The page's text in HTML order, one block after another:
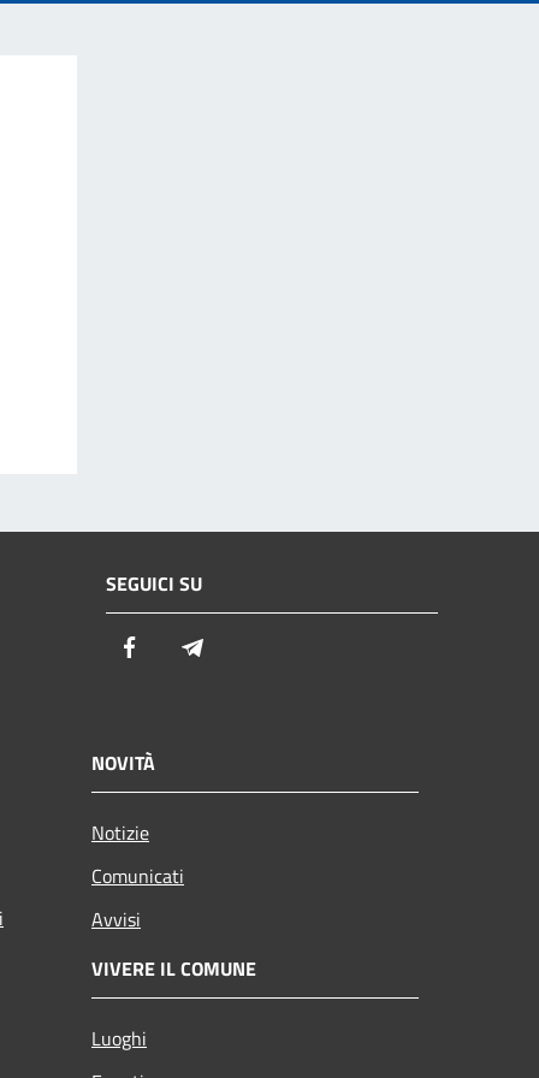
SEGUICI SU
Facebook
NOVITÀ
Notizie
Comunicati
Avvisi
VIVERE IL COMUNE
Luoghi